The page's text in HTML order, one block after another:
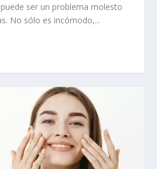
ser un problema molesto
No sólo es incómodo,...